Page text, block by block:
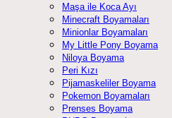
Maşa ile Koca Ayı
Minecraft Boyamaları
Minionlar Boyamaları
My Little Pony Boyama
Niloya Boyama
Peri Kızı
Pijamaskeliler Boyama
Pokemon Boyamaları
Prenses Boyama